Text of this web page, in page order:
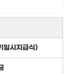
일시지급식)